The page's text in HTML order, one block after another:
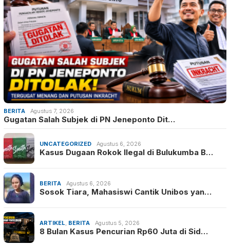
BERITA Agustus 7, 2026
Gugatan Salah Subjek di PN Jeneponto Dit…
UNCATEGORIZED Agustus 6, 2026
Kasus Dugaan Rokok Ilegal di Bulukumba B…
BERITA Agustus 6, 2026
Sosok Tiara, Mahasiswi Cantik Unibos yan…
ARTIKEL, BERITA Agustus 5, 2026
8 Bulan Kasus Pencurian Rp60 Juta di Sid…